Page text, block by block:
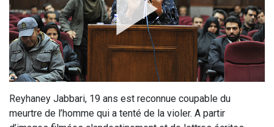
Reyhaney Jabbari, 19 ans est reconnue coupable du
meurtre de l’homme qui a tenté de la violer. A partir